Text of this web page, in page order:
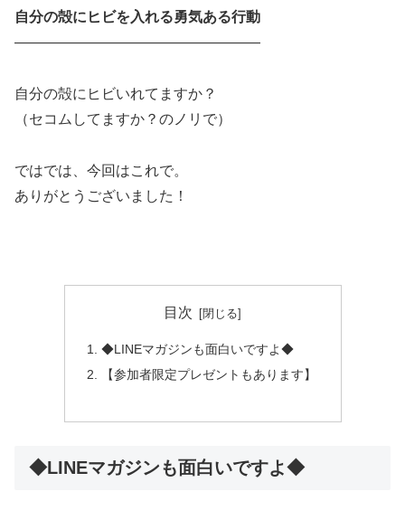
自分の殻にヒビを入れる勇気ある行動
―――――――――――――――――
自分の殻にヒビいれてますか？
（セコムしてますか？のノリで）
ではでは、今回はこれで。
ありがとうございました！
目次
◆LINEマガジンも面白いですよ◆
【参加者限定プレゼントもあります】
◆LINEマガジンも面白いですよ◆